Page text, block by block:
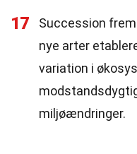
17
Succession
nye arter
variation i
miljøændringer.